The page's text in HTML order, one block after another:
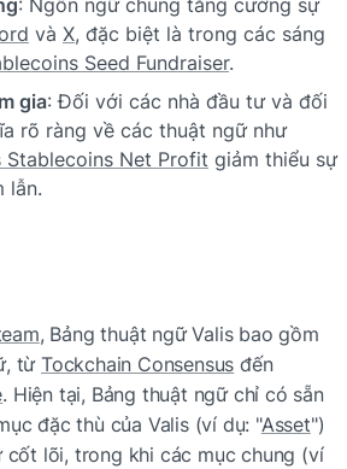
và X, đặc biệt là trong các sáng
Seed Fundraiser.
gia: Đối với các nhà đầu tư và đối
tác, các định nghĩa rõ ràng về các thuật ngữ như
Stablecoins Net Profit giảm thiểu sự
lẫn.
, Bảng thuật ngữ Valis bao gồm
từ Tockchain Consensus
đến
. Hiện tại, Bảng thuật ngữ chỉ có sẵn
đặc thù của Valis (ví dụ: "Asset")
cốt lõi, trong khi các mục chung (ví